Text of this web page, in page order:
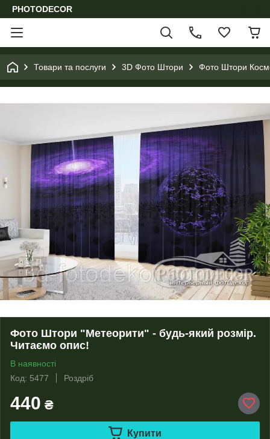
PHOTODECOR
Товари та послуги 3D Фото Штори Фото Штори
Фото Штори "Метеорити" - будь-який розмір.
Читаємо опис!
В наявності
Код: 5477
Роздріб
440 ₴
Купити